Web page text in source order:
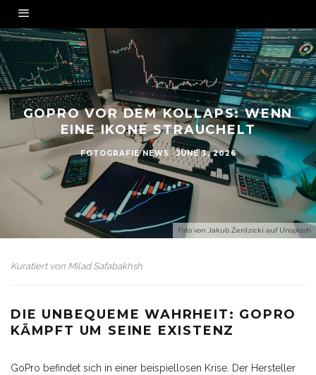
Foto von Jakub Żerdzicki auf Unsplash
GOPRO VOR DEM KOLLAPS: WENN
EINE IKONE STRAUCHELT
FOTOGRAFIE NEWS · JUNE 3, 2026
Kuratiert von Milad Safabakhsh
DIE UNBEQUEME WAHRHEIT: GOPRO
KÄMPFT UM SEINE EXISTENZ
GoPro befindet sich in einer beispiellosen Krise. Der Hersteller